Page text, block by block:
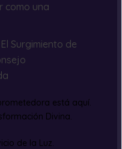
como una
Surgimiento de
está aquí.
Divina.
de la Luz.